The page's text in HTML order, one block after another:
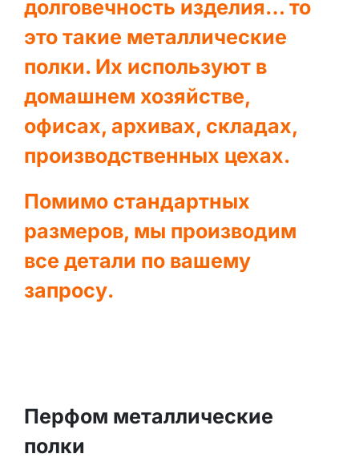
долговечность изделия… то
это такие металлические
полки. Их используют в
домашнем хозяйстве,
офисах, архивах, складах,
производственных цехах.
Помимо стандартных
размеров, мы производим
все детали по вашему
запросу.
Перфом металлические
полки